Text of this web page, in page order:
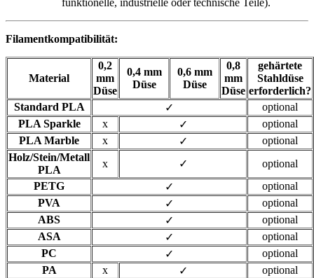
funktionelle, industrielle oder technische Teile).
Filamentkompatibilität:
Material
0,2
mm
Düse
0,4 mm
Düse
0,6 mm
Düse
0,8
mm
Düse
gehärtete
Stahldüse
erforderlich?
Standard PLA
✓
optional
PLA Sparkle
x ‭✓
optional
PLA Marble
x ‭✓
optional
Holz/Stein/Metall
PLA
x ‭✓
optional
PETG
‭✓
optional
PVA
‭✓
optional
ABS
‭✓
optional
ASA
‭✓
optional
PC
‭✓
optional
PA
x ‭✓
optional